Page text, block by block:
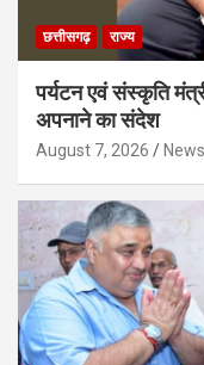
छत्तीसगढ़ राज्य
पर्यटन एवं संस्कृति
अपनाने का संदेश
August 7, 2026